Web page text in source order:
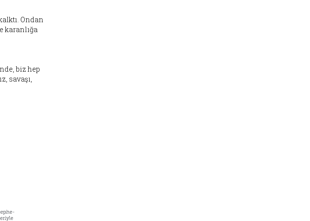
Ondan
karanlığa
biz hep
savaşı,